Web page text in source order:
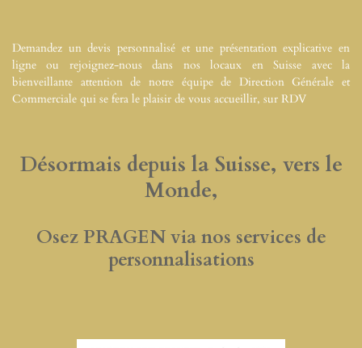
Demandez un devis personnalisé et une présentation explicative en
ligne ou rejoignez-nous dans nos locaux en Suisse avec la
bienveillante attention de notre équipe de Direction Générale et
Commerciale qui se fera le plaisir de vous accueillir, sur RDV
Désormais depuis la Suisse, vers le
Monde,
Osez PRAGEN via nos services de
personnalisations